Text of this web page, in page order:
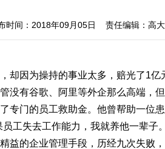
间：2018年09月05日 责任编辑：高
却因为操持的事业太多，赔光了1
没有谷歌、阿里等外企那么高端，
专门的员工救助金。他曾帮助一位
员工失去工作能力，我就养他一辈子
益的企业管理手段，历经九次失败